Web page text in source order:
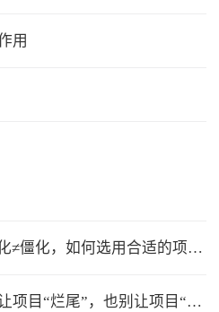
用
项目模板的“魔力”：标准化≠僵化，如何选用合适的项目模版？
结项申请与结项审批：别让项目“烂尾”，也别让项目“无限延期”